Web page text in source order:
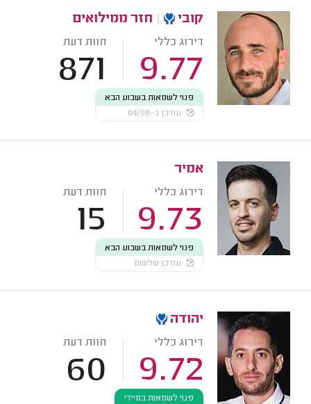
קובי חזר ממילואים
דירוג כללי
9.77
חוות דעת
871
פנוי לשמאות בשבוע הבא
עודכן ב-04/08
אמיר
דירוג כללי
9.73
חוות דעת
15
פנוי לשמאות בשבוע הבא
עודכן שלשום
יהודה
דירוג כללי
9.72
חוות דעת
60
פנוי לשמאות במיידי